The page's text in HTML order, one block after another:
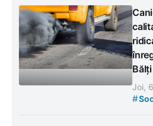
Bălți
Joi,
#